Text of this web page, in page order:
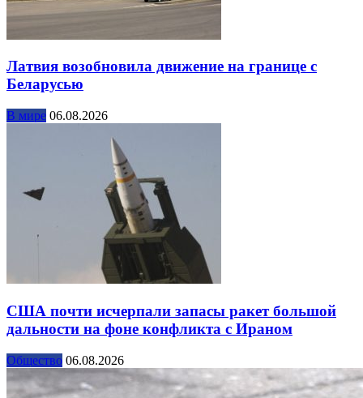
Латвия возобновила движение на границе с
Беларусью
В мире 06.08.2026
США почти исчерпали запасы ракет большой
дальности на фоне конфликта с Ираном
Общество 06.08.2026